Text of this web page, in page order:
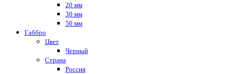
20 мм
30 мм
50 мм
Габбро
Цвет
Черный
Страна
Россия